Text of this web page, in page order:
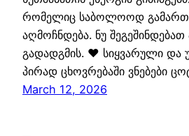
რომელიც საბოლოოდ
აღმოჩნდება. ნუ შეგეშინდებათ
გადადგმის. ❤️ სიყვარული და
პირად ცხოვრებაში ვნებები
March 12, 2026